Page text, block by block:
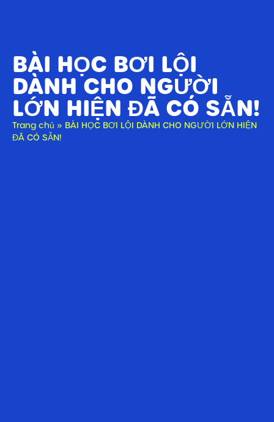
BÀI HỌC BƠI LỘI
DÀNH CHO NGƯỜI
LỚN HIỆN ĐÃ CÓ SẴN!
Trang chủ » BÀI HỌC BƠI LỘI DÀNH CHO NGƯỜI LỚN HIỆN
ĐÃ CÓ SẴN!